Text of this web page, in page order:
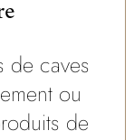
de caves
ou
de